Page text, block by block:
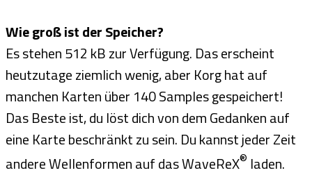
Wie groß ist der Speicher?
Es stehen 512 kB zur Verfügung. Das erscheint
heutzutage ziemlich wenig, aber Korg hat auf
manchen Karten über 140 Samples gespeichert!
Das Beste ist, du löst dich von dem Gedanken auf
eine Karte beschränkt zu sein. Du kannst jeder Zeit
andere Wellenformen auf das WaveReX® laden.